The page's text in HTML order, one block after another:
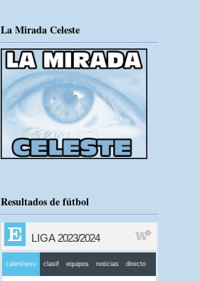
La Mirada Celeste
Resultados de fútbol